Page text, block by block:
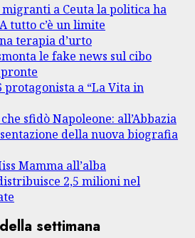
migranti a Ceuta la politica ha
tutto c’è un limite
terapia d’urto
le fake news sul cibo
protagonista a “La Vita in
sfidò Napoleone: all’Abbazia
della nuova biografia
Mamma all’alba
2,5 milioni nel
settimana